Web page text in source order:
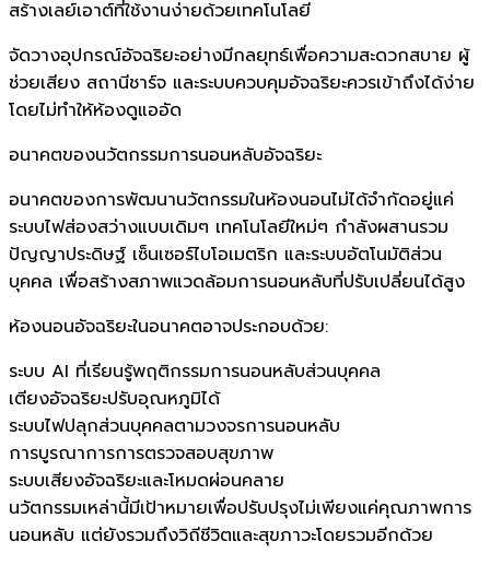
สร้างเลย์เอาต์ที่ใช้งานง่ายด้วยเทคโนโลยี
จัดวางอุปกรณ์อัจฉริยะอย่างมีกลยุทธ์เพื่อความสะดวกสบาย ผู้
ช่วยเสียง สถานีชาร์จ และระบบควบคุมอัจฉริยะควรเข้าถึงได้ง่าย
โดยไม่ทำให้ห้องดูแออัด
อนาคตของนวัตกรรมการนอนหลับอัจฉริยะ
อนาคตของการพัฒนานวัตกรรมในห้องนอนไม่ได้จำกัดอยู่แค่
ระบบไฟส่องสว่างแบบเดิมๆ เทคโนโลยีใหม่ๆ กำลังผสานรวม
ปัญญาประดิษฐ์ เซ็นเซอร์ไบโอเมตริก และระบบอัตโนมัติส่วน
บุคคล เพื่อสร้างสภาพแวดล้อมการนอนหลับที่ปรับเปลี่ยนได้สูง
ห้องนอนอัจฉริยะในอนาคตอาจประกอบด้วย:
ระบบ AI ที่เรียนรู้พฤติกรรมการนอนหลับส่วนบุคคล
เตียงอัจฉริยะปรับอุณหภูมิได้
ระบบไฟปลุกส่วนบุคคลตามวงจรการนอนหลับ
การบูรณาการการตรวจสอบสุขภาพ
ระบบเสียงอัจฉริยะและโหมดผ่อนคลาย
นวัตกรรมเหล่านี้มีเป้าหมายเพื่อปรับปรุงไม่เพียงแค่คุณภาพการ
นอนหลับ แต่ยังรวมถึงวิถีชีวิตและสุขภาวะโดยรวมอีกด้วย